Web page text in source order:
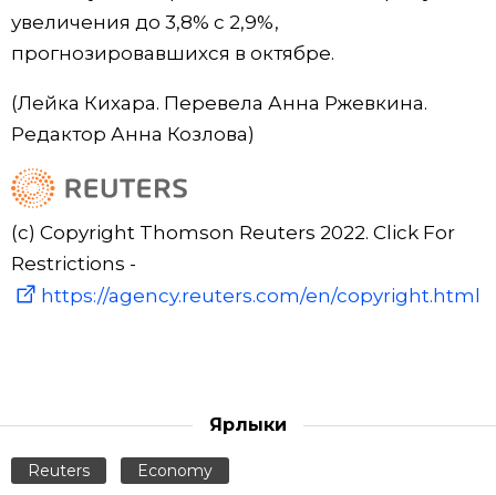
увеличения до 3,8% с 2,9%,
прогнозировавшихся в октябре.
(Лейка Кихара. Перевела Анна Ржевкина.
Редактор Анна Козлова)
(c) Copyright Thomson Reuters 2022. Click For
Restrictions -
https://agency.reuters.com/en/copyright.html
Ярлыки
Reuters Economy